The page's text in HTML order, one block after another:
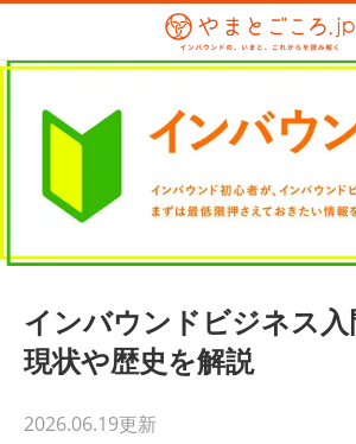
インバウンドビジネス入
現状や歴史を解説
2026.06.19更新